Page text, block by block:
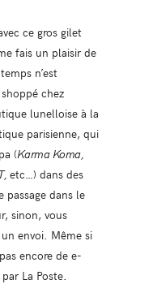
ce gros gilet
fais un plaisir de
n’est
chez
lunelloise à la
parisienne, qui
(Karma Koma,
etc…) dans des
passage dans le
sinon, vous
envoi. Même si
encore de e-
La Poste.